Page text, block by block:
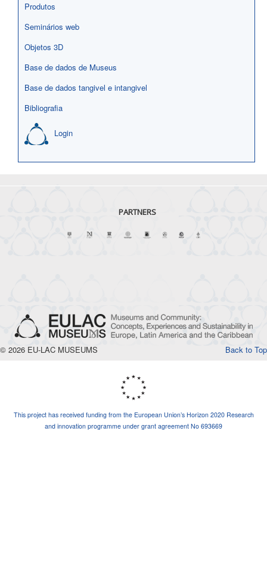
Produtos
Seminários web
Objetos 3D
Base de dados de Museus
Base de dados tangivel e intangivel
Bibliografia
Login
PARTNERS
Back to Top
© 2026 EU-LAC MUSEUMS
This project has received funding from the European Union’s Horizon 2020 Research
and innovation programme under grant agreement No 693669